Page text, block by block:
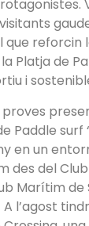
que reforcin
Platja de
i
proves
Paddle surf
en un
des del
Marítim
A l’agost